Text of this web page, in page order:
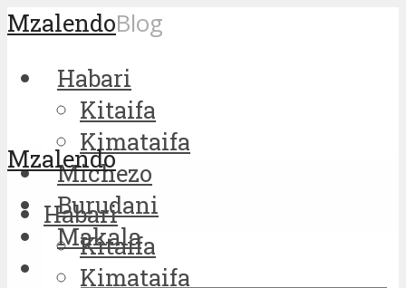
MzalendoBlog
Habari
Kitaifa
Kimataifa
Michezo
Burudani
Makala
Mzalendo
Habari
Kitaifa
Kimataifa